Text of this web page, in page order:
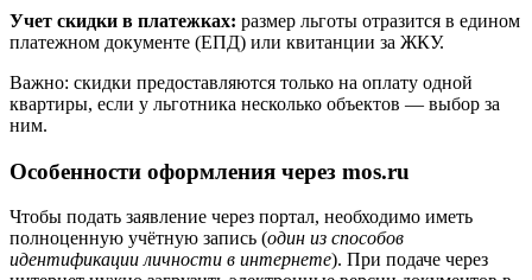
Учет скидки в платежках: размер льготы отразится в едином
платежном документе (ЕПД) или квитанции за ЖКУ.
Важно: скидки предоставляются только на оплату одной
квартиры, если у льготника несколько объектов — выбор за
ним.
Особенности оформления через mos.ru
Чтобы подать заявление через портал, необходимо иметь
полноценную учётную запись (один из способов
идентификации личности в интернете). При подаче через